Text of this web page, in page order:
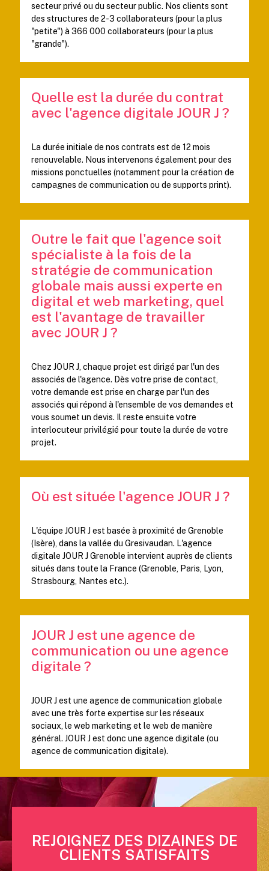
secteur privé ou du secteur public. Nos clients sont
des structures de 2-3 collaborateurs (pour la plus
"petite") à 366 000 collaborateurs (pour la plus
"grande").
Quelle est la durée du contrat
avec l'agence digitale JOUR J ?
La durée initiale de nos contrats est de 12 mois
renouvelable. Nous intervenons également pour des
missions ponctuelles (notamment pour la création de
campagnes de communication ou de supports print).
Outre le fait que l'agence soit
spécialiste à la fois de la
stratégie de communication
globale mais aussi experte en
digital et web marketing, quel
est l'avantage de travailler
avec JOUR J ?
Chez JOUR J, chaque projet est dirigé par l'un des
associés de l'agence. Dès votre prise de contact,
votre demande est prise en charge par l'un des
associés qui répond à l'ensemble de vos demandes et
vous soumet un devis. Il reste ensuite votre
interlocuteur privilégié pour toute la durée de votre
projet.
Où est située l'agence JOUR J ?
L'équipe JOUR J est basée à proximité de Grenoble
(Isère), dans la vallée du Gresivaudan. L'agence
digitale JOUR J Grenoble intervient auprès de clients
situés dans toute la France (Grenoble, Paris, Lyon,
Strasbourg, Nantes etc.).
JOUR J est une agence de
communication ou une agence
digitale ?
JOUR J est une agence de communication globale
avec une très forte expertise sur les réseaux
sociaux, le web marketing et le web de manière
général. JOUR J est donc une agence digitale (ou
agence de communication digitale).
REJOIGNEZ DES DIZAINES DE
CLIENTS SATISFAITS